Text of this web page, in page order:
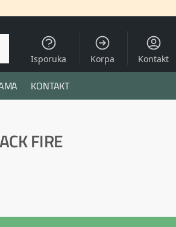
Isporuka Korpa Kontakt
KONTAKT
FIRE